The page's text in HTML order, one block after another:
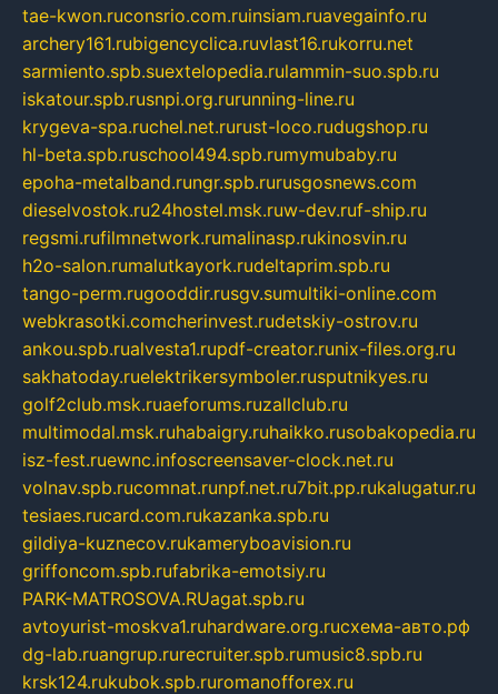
tae-kwon.ruconsrio.com.ruinsiam.ruavegainfo.ru
archery161.rubigencyclica.ruvlast16.rukorru.net
sarmiento.spb.suextelopedia.rulammin-suo.spb.ru
iskatour.spb.rusnpi.org.rurunning-line.ru
krygeva-spa.ruchel.net.rurust-loco.rudugshop.ru
hl-beta.spb.ruschool494.spb.rumymubaby.ru
epoha-metalband.rungr.spb.rurusgosnews.com
dieselvostok.ru24hostel.msk.ruw-dev.ruf-ship.ru
regsmi.rufilmnetwork.rumalinasp.rukinosvin.ru
h2o-salon.rumalutkayork.rudeltaprim.spb.ru
tango-perm.rugooddir.rusgv.sumultiki-online.com
webkrasotki.comcherinvest.rudetskiy-ostrov.ru
ankou.spb.rualvesta1.rupdf-creator.runix-files.org.ru
sakhatoday.ruelektrikersymboler.rusputnikyes.ru
golf2club.msk.ruaeforums.ruzallclub.ru
multimodal.msk.ruhabaigry.ruhaikko.rusobakopedia.ru
isz-fest.ruewnc.infoscreensaver-clock.net.ru
volnav.spb.rucomnat.runpf.net.ru7bit.pp.rukalugatur.ru
tesiaes.rucard.com.rukazanka.spb.ru
gildiya-kuznecov.rukameryboavision.ru
griffoncom.spb.rufabrika-emotsiy.ru
PARK-MATROSOVA.RUagat.spb.ru
avtoyurist-moskva1.ruhardware.org.ruсхема-авто.рф
dg-lab.ruangrup.rurecruiter.spb.rumusic8.spb.ru
krsk124.rukubok.spb.ruromanofforex.ru